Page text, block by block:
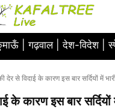
|गढ़वाल |देश-विदेश |
देर से विदाई के कारण इस बार सर्दियों में
के कारण इस बार सर्दियों